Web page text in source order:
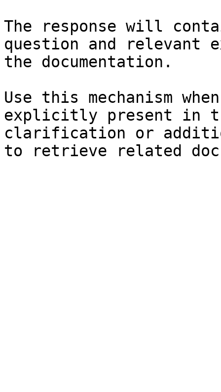
The response will
question and relevant
the documentation.
Use this mechanism
explicitly present in
clarification or